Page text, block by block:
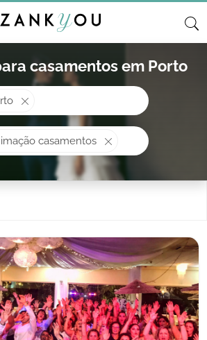
casamentos em Porto
O que procura?
casamentos